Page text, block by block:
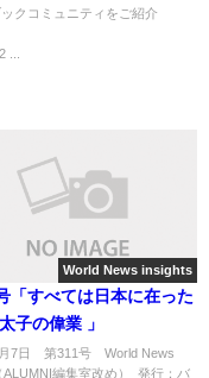
クコミュニティをご紹介
...
World News insights
「すべては日本に在った
子の偉業 」
7日 第311号 World News
ALUMNI編集室改め） 発行：バ